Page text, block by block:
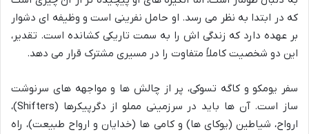
که در ابتدا به نظر می رسد. او حامل نفرینی است و وظیفه ای دشوار
بر عهده دارد که زندگی اش را به سمت تاریکی کشانده است. تقدیر،
این دو شخصیت کاملاً متفاوت را در مسیری مشترک قرار می دهد.
سفر یومکو و کاگه تسوکی، پر از چالش ها و مواجهه های سرنوشت
ساز است. آن ها باید در سرزمینی مملو از دگرپیکرها (Shifters)،
ارواح، شیاطین (یوکای ها) و کامی ها (خدایان و ارواح طبیعت)، راه